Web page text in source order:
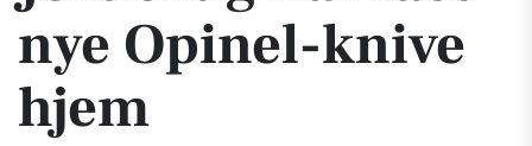
nye Opinel-knive
hjem